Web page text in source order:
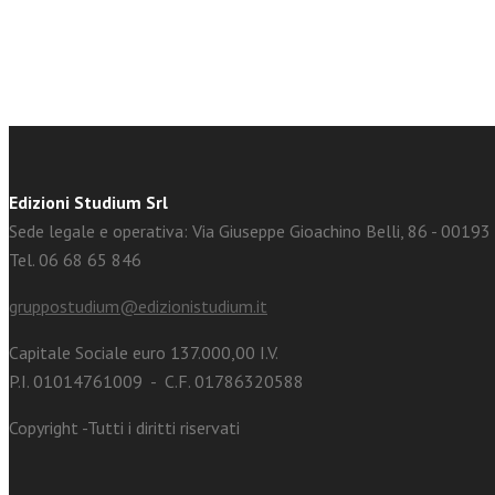
Edizioni Studium Srl
Sede legale e operativa: Via Giuseppe Gioachino Belli, 86 - 00193
Tel. 06 68 65 846
gruppostudium@edizionistudium.it
Capitale Sociale euro 137.000,00 I.V.
P.I. 01014761009 - C.F. 01786320588
Copyright -Tutti i diritti riservati